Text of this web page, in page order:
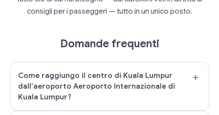
consigli per i passeggeri — tutto in un unico posto.
Domande frequenti
Come raggiungo il centro di Kuala Lumpur
dall'aeroporto Aeroporto Internazionale di
Kuala Lumpur?
+